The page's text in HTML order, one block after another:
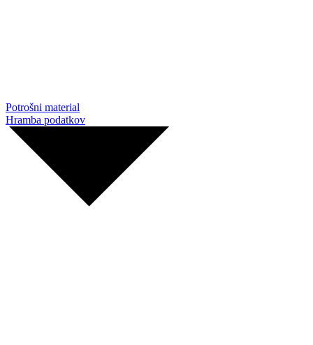
Potrošni material
Hramba podatkov